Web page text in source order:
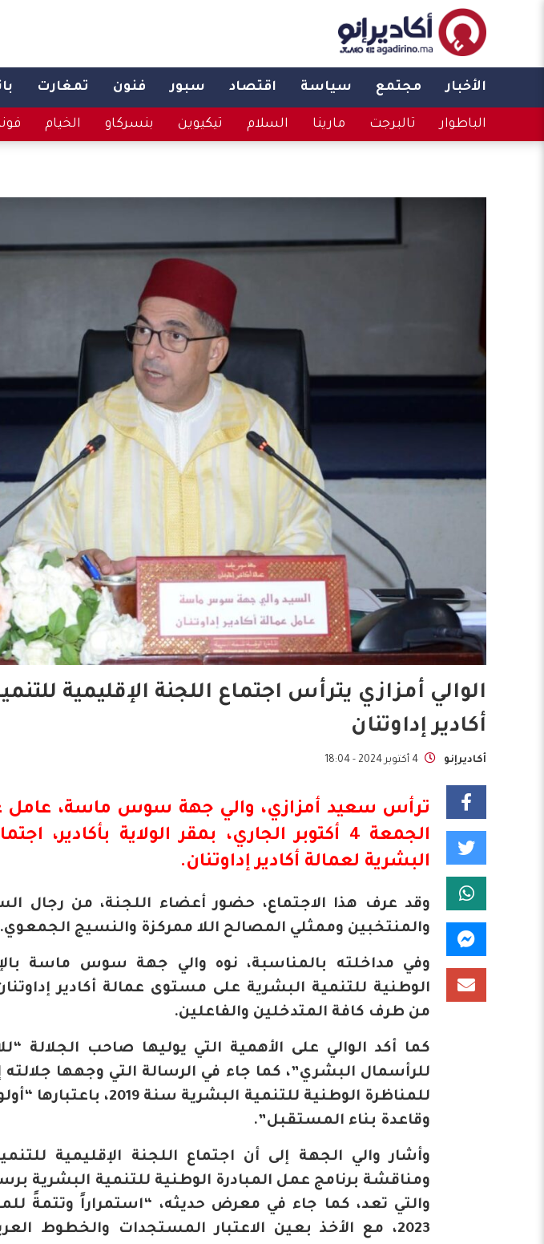
الأخبار مجتمع سياسة اقتصاد سبور فنون تمغارت
الباطوار تالبرجت مارينا السلام تيكيوين بنسركاو الخيام
الوالي أمزازي يترأس اجتماع اللجنة الإقليمية
أكادير إداوتنان
أكاديرإنو 4 أكتوبر 2024 - 18:04
ترأس سعيد أمزازي، والي جهة سوس ماسة، عامل
الجمعة 4 أكتوبر الجاري، بمقر الولاية بأكادير،
البشرية لعمالة أكادير إداوتنان.
وقد عرف هذا الاجتماع، حضور أعضاء اللجنة، من رجال
والمنتخبين وممثلي المصالح اللا ممركزة والنسيج الجمعوي.
وفي مداخلته بالمناسبة، نوه والي جهة سوس ماسة
الوطنية للتنمية البشرية على مستوى عمالة أكادير
من طرف كافة المتدخلين والفاعلين.
كما أكد الوالي على الأهمية التي يوليها صاحب الجلالة
للرأسمال البشري”، كما جاء في الرسالة التي وجهها جلالته
للمناظرة الوطنية للتنمية
وقاعدة بناء المستقبل”.
وأشار والي الجهة إلى أن اجتماع اللجنة الإقليمية
2023، مع الأخذ بعين الاعتبار المستجدات والخطوط